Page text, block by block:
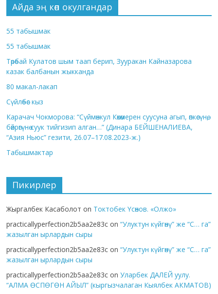
Айда эң көп окулгандар
55 табышмак
55 табышмак
Төрөбай Кулатов шым таап берип, Зууракан Кайназарова
казак балбанын жыкканда
80 макал-лакап
Сүйлөбөс кыз
Карачач Чокморова: “Сүймөнкул Көкөмерен суусуна агып, өпкөсүнө,
бөйрөгүнө суук тийгизип алган…” (Динара БЕЙШЕНАЛИЕВА,
“Азия Ньюс” гезити, 26.07–17.08.2023-ж.)
Табышмактар
Пикирлер
Жыргалбек Касаболот on Токтобек Үсөнов. «Олжо»
practicallyperfection2b5aa2e83c on“Улуктун күйгөнү” же “С… га”
жазылган ырлардын сыры
practicallyperfection2b5aa2e83c on“Улуктун күйгөнү” же “С… га”
жазылган ырлардын сыры
practicallyperfection2b5aa2e83c onУларбек ДАЛЕЙ уулу.
“АЛМА ӨСПӨГӨН АЙЫЛ” (кыргызчалаган Кыялбек АКМАТОВ)